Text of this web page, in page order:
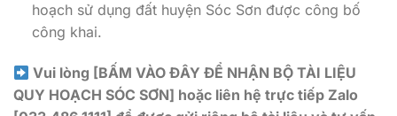
hoạch sử dụng đất huyện Sóc Sơn được công bố
công khai.
Vui lòng [BẤM VÀO ĐÂY ĐỂ NHẬN BỘ TÀI LIỆU
QUY HOẠCH SÓC SƠN] hoặc liên hệ trực tiếp Zalo